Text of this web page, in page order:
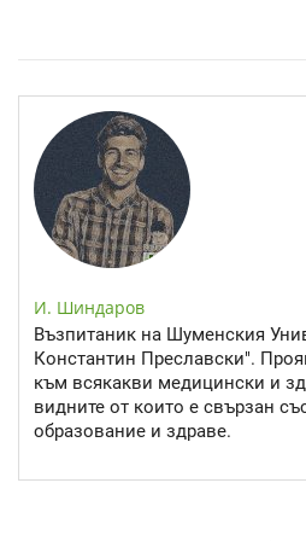
И. Шиндаров
Възпитаник на Шуменския
Константин Преславски".
към всякакви медицински и
видните от които е свързан
образование и здраве.